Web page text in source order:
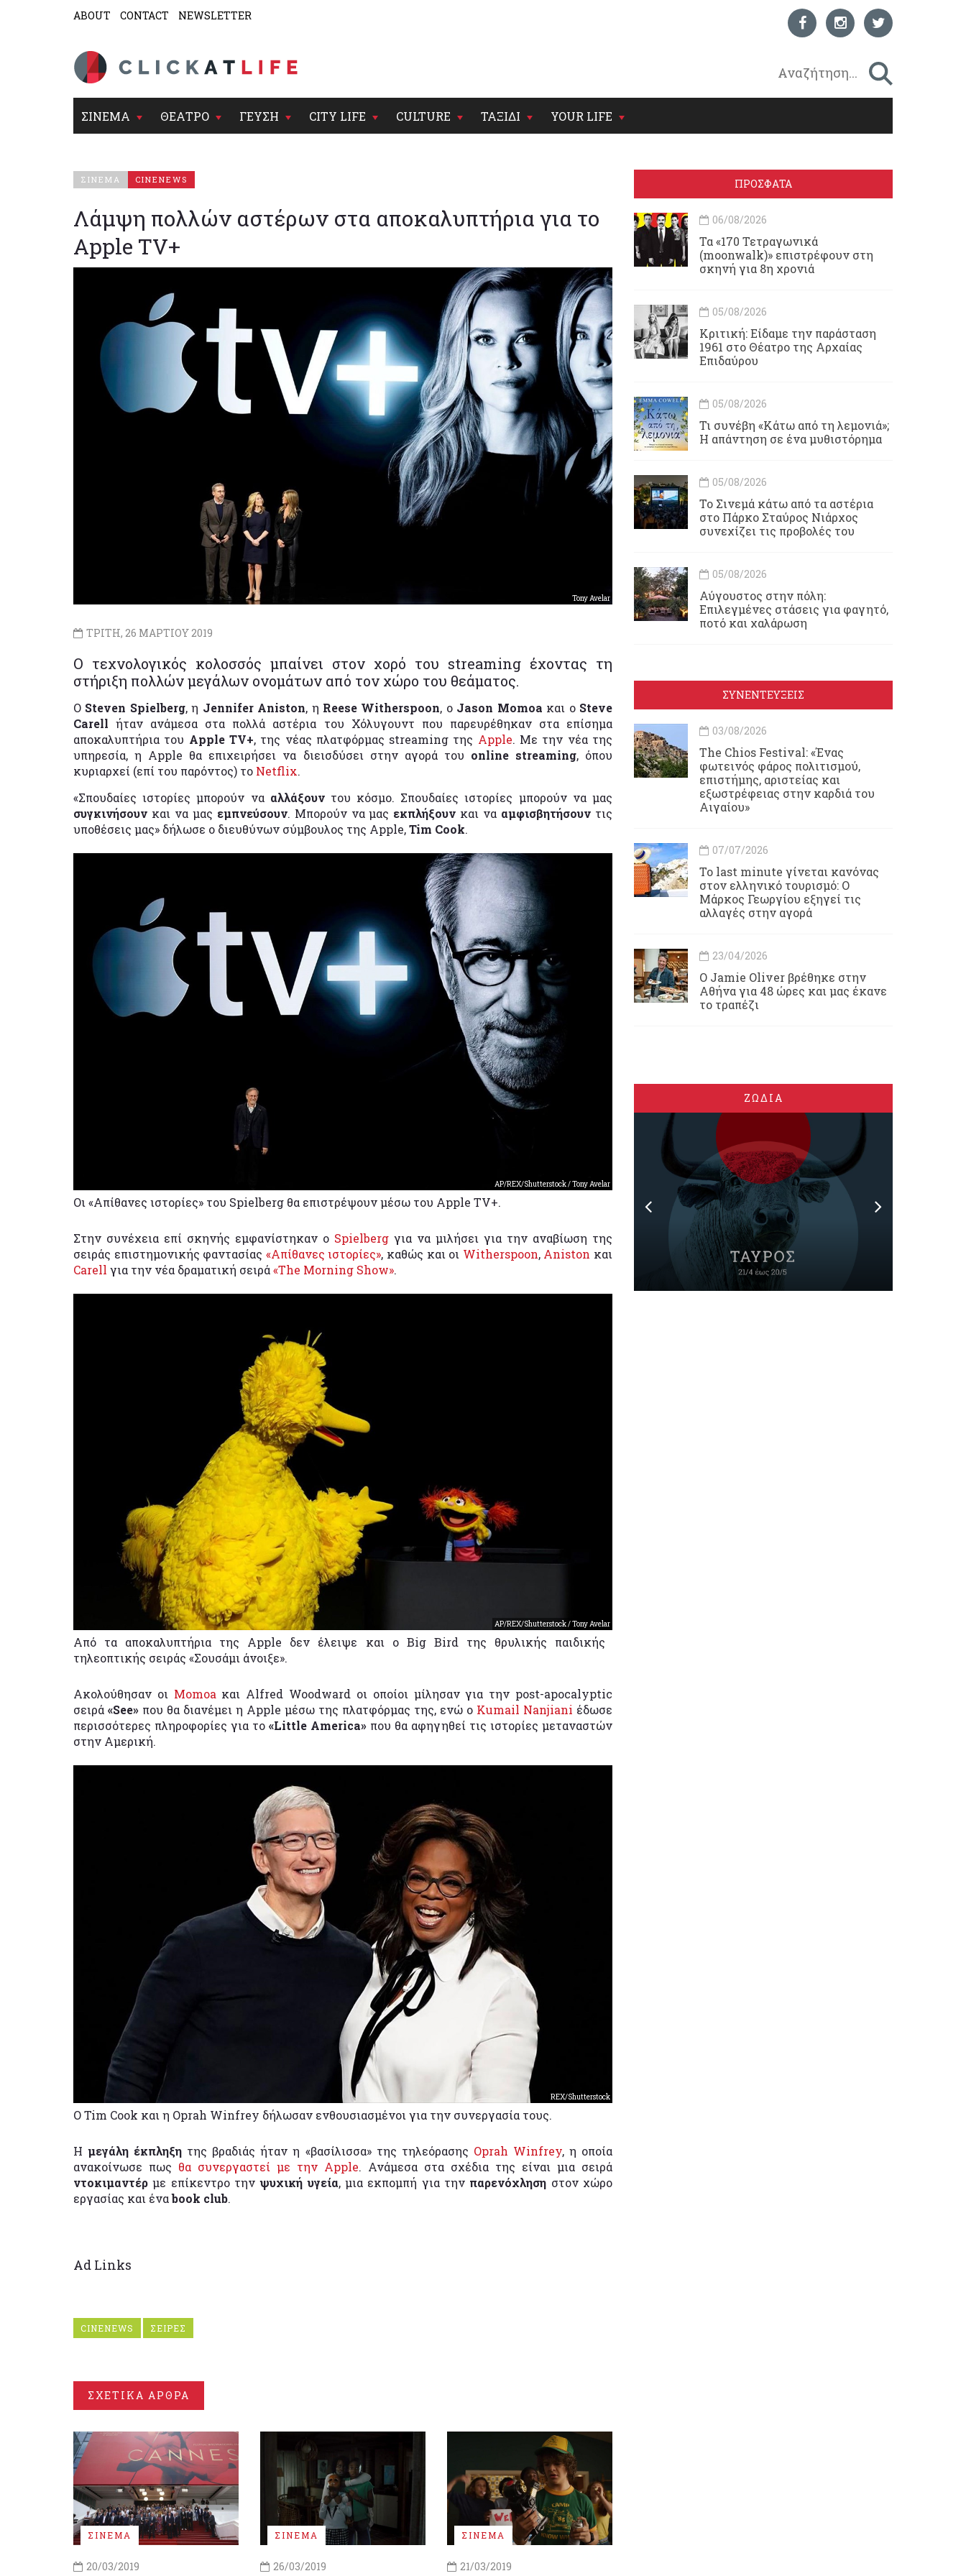
ABOUT CONTACT NEWSLETTER
ΣΙΝΕΜΑ ΘΕΑΤΡΟ ΓΕΥΣΗ CITY LIFE CULTURE ΤΑΞΙΔΙ YOUR LIFE
ΣΙΝΕΜΑ CINENEWS
Λάμψη πολλών αστέρων στα αποκαλυπτήρια για το
Apple TV+
Tony Avelar
ΤΡΙΤΗ, 26 ΜΑΡΤΙΟΥ 2019
Ο τεχνολογικός κολοσσός μπαίνει στον χορό του streaming έχοντας τη
στήριξη πολλών μεγάλων ονομάτων από τον χώρο του θεάματος.
Ο Steven Spielberg, η Jennifer Aniston, η Reese Witherspoon, ο Jason Momoa και ο Steve
Carellήταν ανάμεσα στα πολλά αστέρια του Χόλυγουντ που παρευρέθηκαν στα επίσημα
αποκαλυπτήρια του Apple TV+, της νέας πλατφόρμας streaming της Apple. Με την νέα της
υπηρεσία, η Apple θα επιχειρήσει να διεισδύσει στην αγορά του online streaming, όπου
κυριαρχεί (επί του παρόντος) το Netflix.
«Σπουδαίες ιστορίες μπορούν να αλλάξουν του κόσμο. Σπουδαίες ιστορίες μπορούν να μας
συγκινήσουν και να μας εμπνεύσουν. Μπορούν να μας εκπλήξουν και να αμφισβητήσουν τις
υποθέσεις μας» δήλωσε ο διευθύνων σύμβουλος της Apple,Tim Cook.
AP/REX/Shutterstock / Tony Avelar
Οι «Απίθανες ιστορίες» του Spielberg θα επιστρέψουν μέσω του Apple TV+.
Στην συνέχεια επί σκηνής εμφανίστηκαν ο Spielberg για να μιλήσει για την αναβίωση της
σειράς επιστημονικής φαντασίας «Απίθανες ιστορίες», καθώς και οι Witherspoon, Aniston και
Carell για την νέα δραματική σειρά«The Morning Show».
AP/REX/Shutterstock / Tony Avelar
Από τα αποκαλυπτήρια της Apple δεν έλειψε και ο Big Bird της θρυλικής παιδικής
τηλεοπτικής σειράς «Σουσάμι άνοιξε».
Ακολούθησαν οι Momoaκαι Alfred Woodward οι οποίοι μίλησαν για την post-apocalyptic
σειρά «See» που θα διανέμει η Apple μέσω της πλατφόρμας της, ενώ ο Kumail Nanjiani έδωσε
περισσότερες πληροφορίες για το «Little America» που θα αφηγηθεί τις ιστορίες μεταναστών
στην Αμερική.
REX/Shutterstock
O Tim Cook και η Oprah Winfrey δήλωσαν ενθουσιασμένοι για την συνεργασία τους.
Ημεγάλη έκπληξη της βραδιάς ήταν η «βασίλισσα» της τηλεόρασης Oprah Winfrey, η οποία
ανακοίνωσε πως θα συνεργαστεί με την Apple. Ανάμεσα στα σχέδια της είναι μια σειρά
ντοκιμαντέρμε επίκεντρο τηνψυχική υγεία, μια εκπομπή για την παρενόχληση στον χώρο
εργασίας και έναbook club.
Ad Links
CINENEWS ΣΕΙΡΕΣ
ΣΧΕΤΙΚΑ ΑΡΘΡΑ
ΣΙΝΕΜΑ
20/03/2019
ΣΙΝΕΜΑ
26/03/2019
ΣΙΝΕΜΑ
21/03/2019
ΠΡΟΣΦΑΤΑ
06/08/2026
Τα «170 Τετραγωνικά
(moonwalk)» επιστρέφουν στη
σκηνή για 8η χρονιά
05/08/2026
Κριτική: Είδαμε την παράσταση
1961 στο Θέατρο της Αρχαίας
Επιδαύρου
05/08/2026
Τι συνέβη «Κάτω από τη λεμονιά»;
Η απάντηση σε ένα μυθιστόρημα
05/08/2026
To Σινεμά κάτω από τα αστέρια
στο Πάρκο Σταύρος Νιάρχος
συνεχίζει τις προβολές του
05/08/2026
Αύγουστος στην πόλη:
Επιλεγμένες στάσεις για φαγητό,
ποτό και χαλάρωση
ΣΥΝΕΝΤΕΥΞΕΙΣ
03/08/2026
Τhe Chios Festival: «Ένας
φωτεινός φάρος πολιτισμού,
επιστήμης, αριστείας και
εξωστρέφειας στην καρδιά του
Αιγαίου»
07/07/2026
Το last minute γίνεται κανόνας
στον ελληνικό τουρισμό: Ο
Μάρκος Γεωργίου εξηγεί τις
αλλαγές στην αγορά
23/04/2026
Ο Jamie Oliver βρέθηκε στην
Αθήνα για 48 ώρες και μας έκανε
το τραπέζι
ΖΩΔΙΑ